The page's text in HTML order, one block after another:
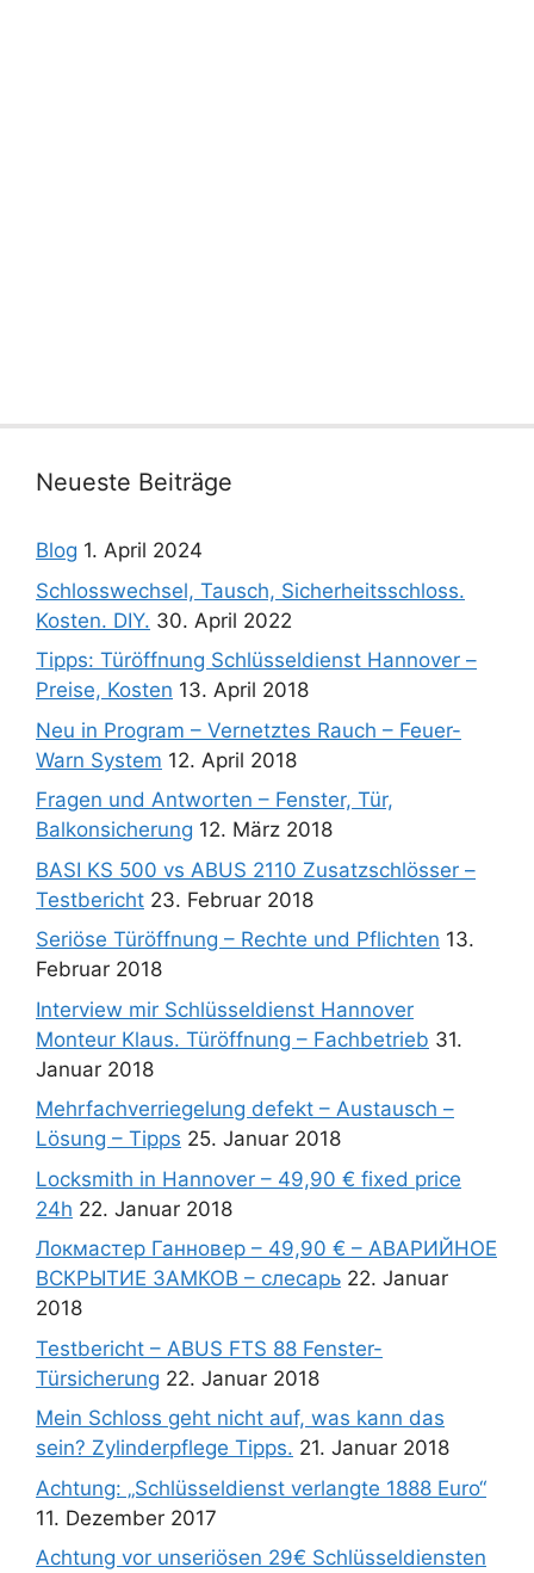
Neueste Beiträge
Blog 1. April 2024
Schlosswechsel, Tausch, Sicherheitsschloss.
Kosten. DIY. 30. April 2022
Tipps: Türöffnung Schlüsseldienst Hannover –
Preise, Kosten 13. April 2018
Neu in Program – Vernetztes Rauch – Feuer-
Warn System 12. April 2018
Fragen und Antworten – Fenster, Tür,
Balkonsicherung 12. März 2018
BASI KS 500 vs ABUS 2110 Zusatzschlösser –
Testbericht 23. Februar 2018
Seriöse Türöffnung – Rechte und Pflichten 13.
Februar 2018
Interview mir Schlüsseldienst Hannover
Monteur Klaus. Türöffnung – Fachbetrieb 31.
Januar 2018
Mehrfachverriegelung defekt – Austausch –
Lösung – Tipps 25. Januar 2018
Locksmith in Hannover – 49,90 € fixed price
24h 22. Januar 2018
Локмастер Ганновер – 49,90 € – АВАРИЙНОЕ
ВСКРЫТИЕ ЗАМКОВ – слесарь 22. Januar
2018
Testbericht – ABUS FTS 88 Fenster-
Türsicherung 22. Januar 2018
Mein Schloss geht nicht auf, was kann das
sein? Zylinderpflege Tipps. 21. Januar 2018
Achtung: „Schlüsseldienst verlangte 1888 Euro“
11. Dezember 2017
Achtung vor unseriösen 29€ Schlüsseldiensten